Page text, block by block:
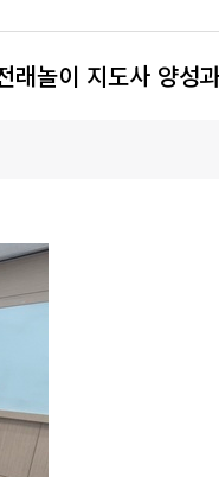
놀이 지도사 양성